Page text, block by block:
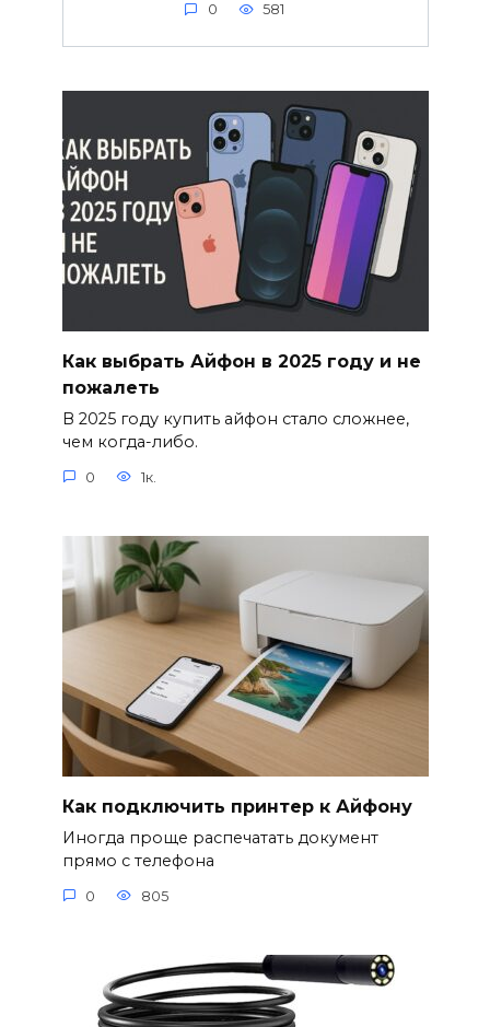
0 581
Как выбрать Айфон в 2025 году и не
пожалеть
В 2025 году купить айфон стало сложнее,
чем когда-либо.
0 1к.
Как подключить принтер к Айфону
Иногда проще распечатать документ
прямо с телефона
0 805